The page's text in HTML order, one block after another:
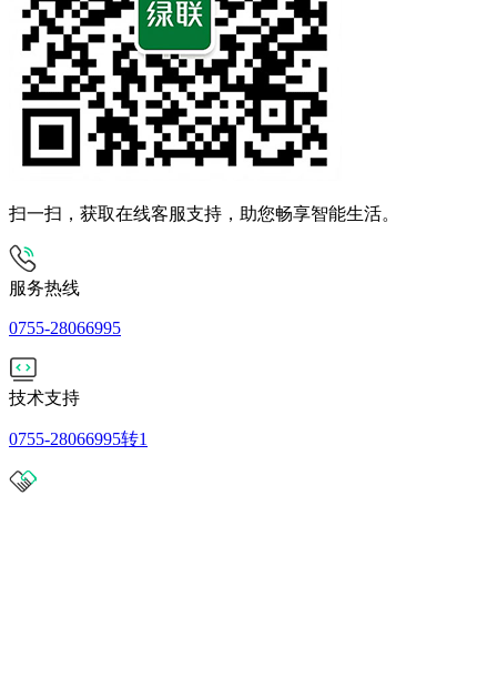
扫一扫，获取在线客服支持，助您畅享智能生活。
服务热线
0755-28066995
技术支持
0755-28066995转1